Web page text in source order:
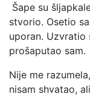
Šape su
stvorio. Osetio
uporan. Uzvratio
prošaputao sam.
Nije me
nisam shvatao,